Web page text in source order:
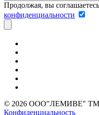
Продолжая, вы
конфиденциальности
© 2026 ООО"ЛЕМИВЕ" TM
Конфиденциальность